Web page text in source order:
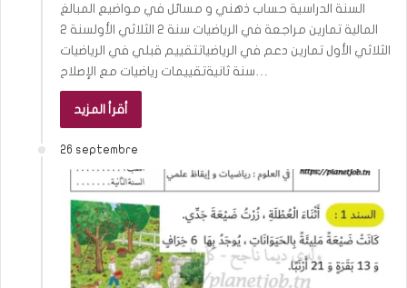
السنة الدراسية حساب ذهني و مسائل في مواضيع المبالغ
المالية تمارين مراجعة في الرياضيات سنة 2 الثلاثي الأولسنة 2
الثلاثي الأول تمارين دعم في الرياضياتتقييم قبلي في الرياضيات
أقرأ المزيد
26 septembre